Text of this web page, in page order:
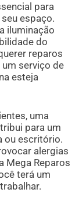
para
espaço.
iluminação
do
reparos
serviço de
esteja
uma
para um
ou escritório.
alergias
Mega Reparos
terá um